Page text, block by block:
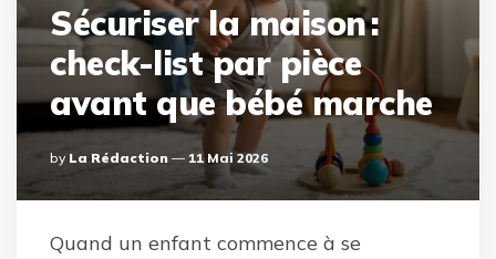
Sécuriser la maison :
check-list par pièce
avant que bébé marche
Posted
By
By La Rédaction 11 Mai 2026
Quand un enfant commence à se